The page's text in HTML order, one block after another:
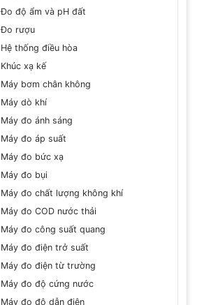
Đo độ ẩm và pH đất
Đo rượu
Hệ thống điều hòa
Khúc xạ kế
Máy bơm chân không
Máy dò khí
Máy đo ánh sáng
Máy đo áp suất
Máy đo bức xạ
Máy đo bụi
Máy đo chất lượng không khí
Máy đo COD nước thải
Máy đo công suất quang
Máy đo điện trở suất
Máy đo điện từ trường
Máy đo độ cứng nước
Máy đo độ dẫn điện